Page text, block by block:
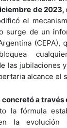
de 2023,
el
surge de un
(CEPA),
las jubilaciones
alcance el
a través
la fórmula
la